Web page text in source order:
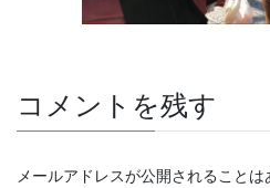
コメントを残す
メールアドレスが公開されることは